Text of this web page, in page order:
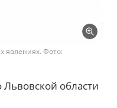
явлениях. Фото:
области